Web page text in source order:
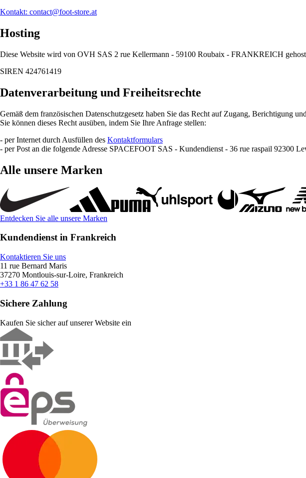
Kontakt: contact@foot-store.at
Hosting
Diese Website wird von OVH SAS 2 rue Kellermann - 59100 Roubaix - FRANKREICH
SIREN 424761419
Datenverarbeitung und Freiheitsrechte
Gemäß dem französischen Datenschutzgesetz haben Sie das Recht auf Zugang, Berichtigung
Sie können dieses Recht ausüben, indem Sie Ihre Anfrage stellen:
- per Internet durch Ausfüllen des Kontaktformulars
- per Post an die folgende Adresse SPACEFOOT SAS - Kundendienst - 36 rue raspail 92300
Alle unsere Marken
Entdecken Sie alle unsere Marken
Kundendienst in Frankreich
Kontaktieren Sie uns
11 rue Bernard Maris
37270 Montlouis-sur-Loire, Frankreich
+33 1 86 47 62 58
Sichere Zahlung
Kaufen Sie sicher auf unserer Website ein